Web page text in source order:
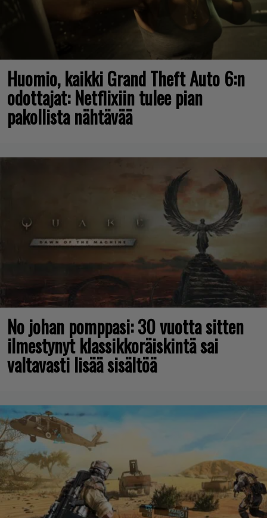
Huomio, kaikki Grand Theft Auto 6:n
odottajat: Netflixiin tulee pian
pakollista nähtävää
No johan pomppasi: 30 vuotta sitten
ilmestynyt klassikkoräiskintä sai
valtavasti lisää sisältöä